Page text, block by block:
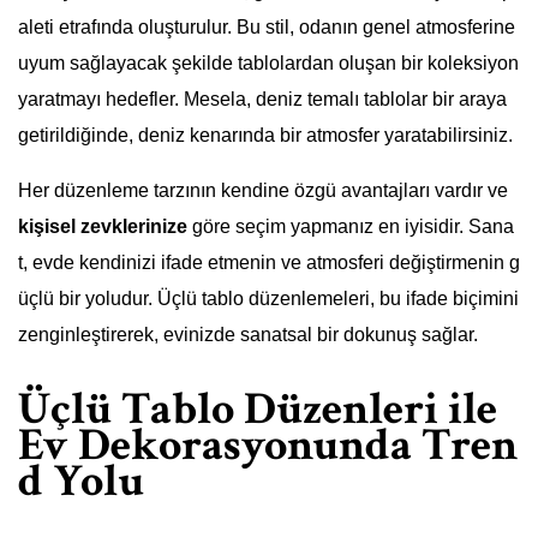
aleti etrafında oluşturulur. Bu stil, odanın genel atmosferine
uyum sağlayacak şekilde tablolardan oluşan bir koleksiyon
yaratmayı hedefler. Mesela, deniz temalı tablolar bir araya
getirildiğinde, deniz kenarında bir atmosfer yaratabilirsiniz.
Her düzenleme tarzının kendine özgü avantajları vardır ve
kişisel zevklerinize göre seçim yapmanız en iyisidir. Sana
t, evde kendinizi ifade etmenin ve atmosferi değiştirmenin g
üçlü bir yoludur. Üçlü tablo düzenlemeleri, bu ifade biçimini
zenginleştirerek, evinizde sanatsal bir dokunuş sağlar.
Üçlü Tablo Düzenleri ile
Ev Dekorasyonunda Tren
d Yolu